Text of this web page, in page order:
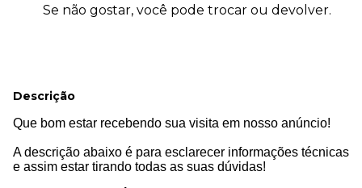
Se não gostar, você pode trocar ou devolver.
Descrição
Que bom estar recebendo sua visita em nosso anúncio!
A descrição abaixo é para esclarecer informações técnicas
e assim estar tirando todas as suas dúvidas!